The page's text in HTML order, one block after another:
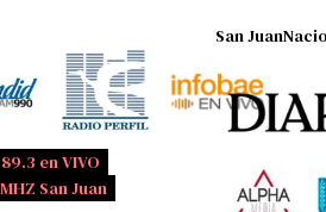
en VIVO
San Juan
San Juan